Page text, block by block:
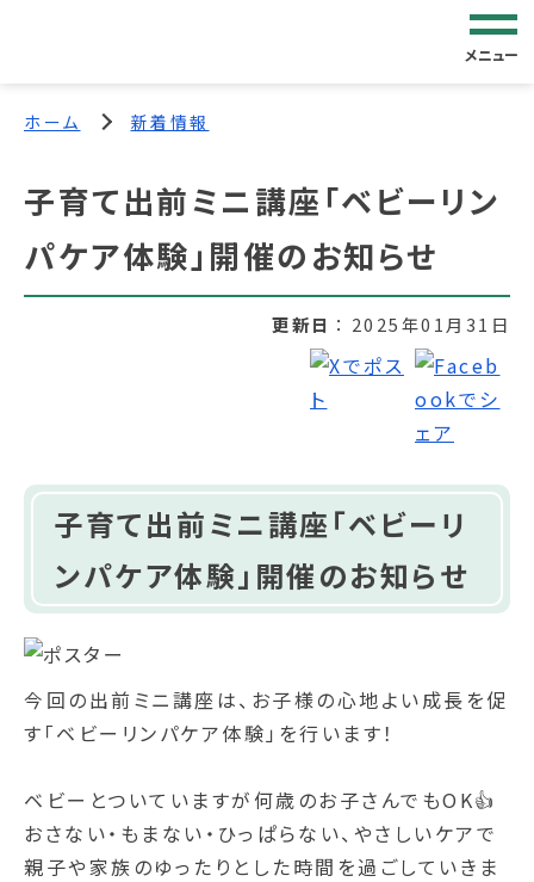
メニュー
ホーム 新着情報
子育て出前ミニ講座「ベビーリン
パケア体験」開催のお知らせ
更新日 2025年01月31日
子育て出前ミニ講座「ベビーリ
ンパケア体験」開催のお知らせ
今回の出前ミニ講座は、お子様の心地よい成長を促
す「ベビーリンパケア体験」を行います！
ベビーとついていますが何歳のお子さんでもOK👍
おさない・もまない・ひっぱらない、やさしいケアで
親子や家族のゆったりとした時間を過ごしていきま